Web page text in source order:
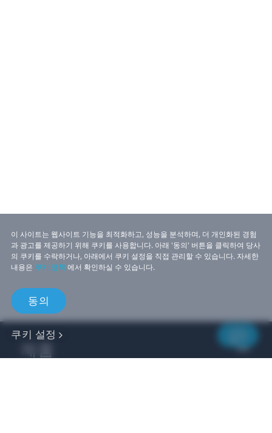
이 사이트는 웹사이트 기능을 최적화하고, 성능을 분석하며, 더 개인화된 경험
과 광고를 제공하기 위해 쿠키를 사용합니다. 아래 '동의' 버튼을 클릭하여 당사
의 쿠키를 수락하거나, 아래에서 쿠키 설정을 직접 관리할 수 있습니다. 자세한
내용은 쿠키 정책 에서 확인하실 수 있습니다.
동의
쿠키 설정
제품